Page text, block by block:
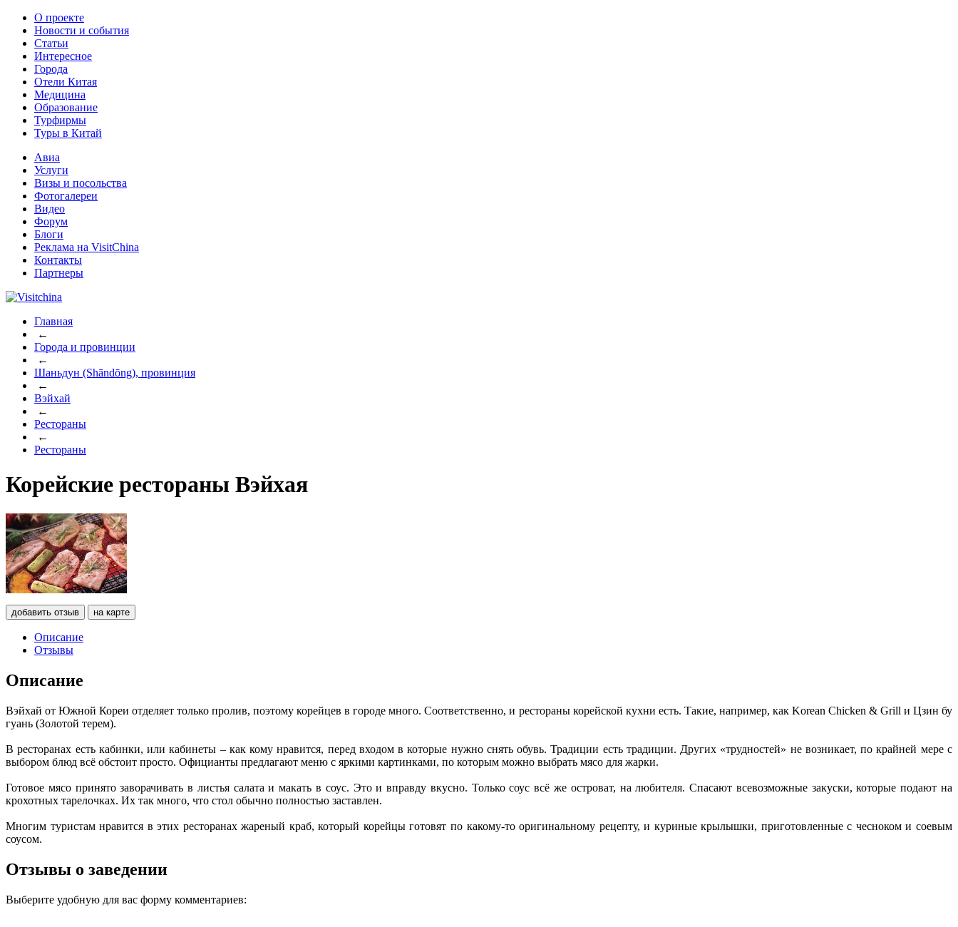
О проекте
Новости и события
Статьи
Интересное
Города
Отели Китая
Медицина
Образование
Турфирмы
Туры в Китай
Авиа
Услуги
Визы и посольства
Фотогалереи
Видео
Форум
Блоги
Реклама на VisitChina
Контакты
Партнеры
Главная
←
Города и провинции
←
Шаньдун (Shāndōng), провинция
←
Вэйхай
←
Рестораны
←
Рестораны
Корейские рестораны Вэйхая
добавить отзыв на карте
Описание
Отзывы
Описание
Вэйхай от Южной Кореи отделяет только пролив, поэтому корейцев в городе много. Соответственно, и рестораны корейской кухни есть. Такие, например, как Korean Chicken & Grill и Цзин бу
гуань (Золотой терем).
В ресторанах есть кабинки, или кабинеты – как кому нравится, перед входом в которые нужно снять обувь. Традиции есть традиции. Других «трудностей» не возникает, по крайней мере с
выбором блюд всё обстоит просто. Официанты предлагают меню с яркими картинками, по которым можно выбрать мясо для жарки.
Готовое мясо принято заворачивать в листья салата и макать в соус. Это и вправду вкусно. Только соус всё же островат, на любителя. Спасают всевозможные закуски, которые подают на
крохотных тарелочках. Их так много, что стол обычно полностью заставлен.
Многим туристам нравится в этих ресторанах жареный краб, который корейцы готовят по какому-то оригинальному рецепту, и куриные крылышки, приготовленные с чесноком и соевым
соусом.
Отзывы о заведении
Выберите удобную для вас форму комментариев: